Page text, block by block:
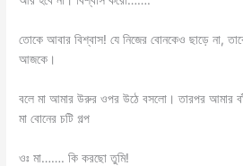
তোকে আবার বিশ্বাস! যে নিজের বোনকেও ছাড়ে না,
আজকে।
বলে মা আমার উরুর ওপর উঠে বসলো। তারপর আমার
মা বোনের চটি গল্প
ওঃ মা……. কি করছো তুমি!